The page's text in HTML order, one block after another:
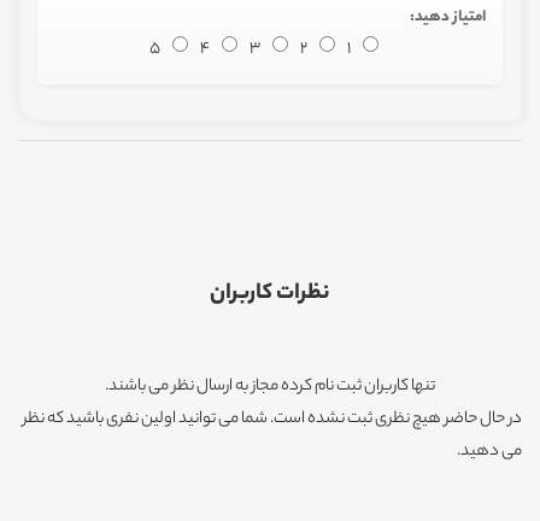
امتیاز دهید:
1
2
3
4
5
نظرات کاربران
تنها کاربران ثبت نام کرده مجاز به ارسال نظر می باشند.
در حال حاضر هیچ نظری ثبت نشده است. شما می توانید اولین نفری باشید که نظر
می دهید.